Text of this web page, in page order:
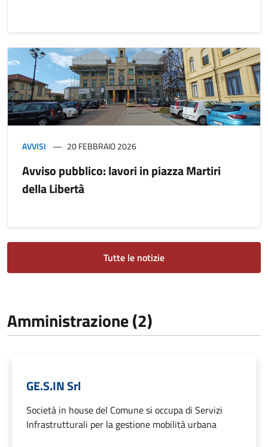
AVVISI 20 FEBBRAIO 2026
Avviso pubblico: lavori in piazza Martiri
della Libertà
Tutte le notizie
Amministrazione (2)
GE.S.IN Srl
Società in house del Comune si occupa di Servizi
Infrastrutturali per la gestione mobilità urbana